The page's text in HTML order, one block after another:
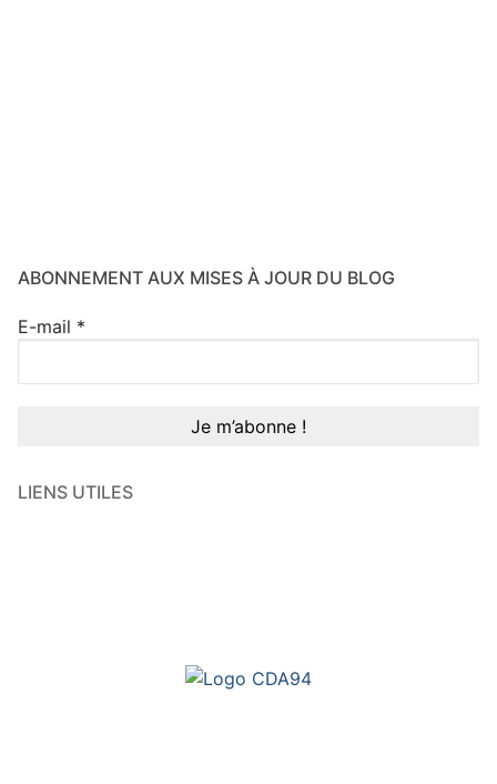
ABONNEMENT AUX MISES À JOUR DU BLOG
E-mail *
LIENS UTILES